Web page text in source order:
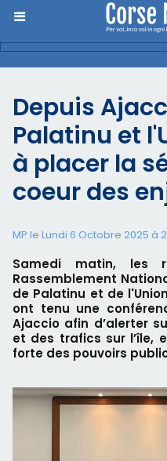
Depuis
Palatinu et
à placer la
coeur des
MP le Lundi 6 Octobre 2025 à
Samedi matin, les
Rassemblement
de Palatinu et de
ont tenu une
Ajaccio afin d’alerter
et des trafics sur l’île,
forte des pouvoirs